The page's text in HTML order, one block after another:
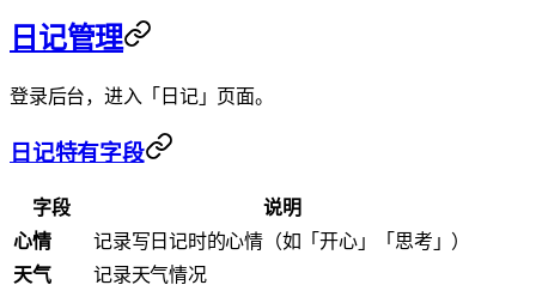
日记管理
登录后台，进入「日记」页面。
日记特有字段
字段
说明
心情
记录写日记时的心情（如「开心」「思考」）
天气
记录天气情况